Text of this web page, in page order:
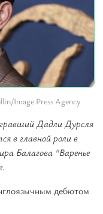
Image Press Agency
Дадли Дурсля
в главной роли в
Балагова "Варенье
дебютом